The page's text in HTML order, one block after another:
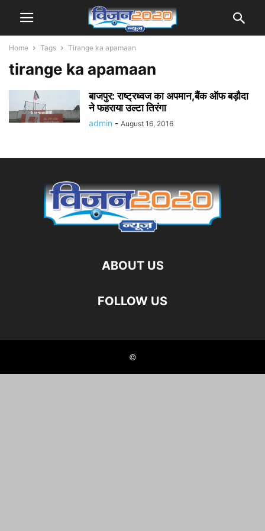
Home Tags Tirange ka apamaan
tirange ka apamaan
बाजपुर: राष्ट्रध्वज का अपमान,बैंक ऑफ बड़ौदा
ने फहराया उल्टा तिरंगा
admin - August 16, 2016
ABOUT US
FOLLOW US
©